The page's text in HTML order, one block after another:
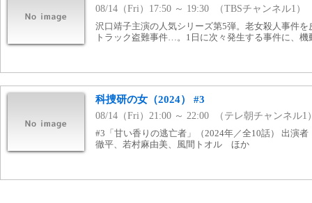
08/14（Fri）17:50 ～ 19:30 （TBSチャンネル1）
沢口靖子主演の人気シリーズ第5弾。老女殺人事件
トラック盗難事件…。1日に次々発生する事件に、
科捜研の女（2024） #3
08/14（Fri）21:00 ～ 22:00 （テレ朝チャンネル1
#3「甘い香りの逃亡者」（2024年／全10話） 出演
徹平、若村麻由美、風間トオル ほか